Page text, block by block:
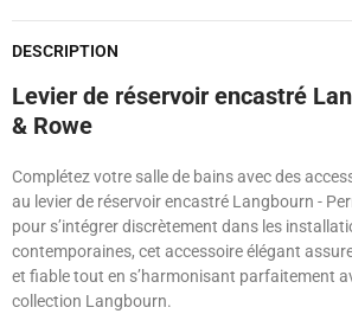
DESCRIPTION
Levier de réservoir encastré
& Rowe
Complétez votre salle de bains avec des
au levier de réservoir encastré Langbourn -
pour s’intégrer discrètement dans les
contemporaines, cet accessoire élégant
et fiable tout en s’harmonisant parfaitement
collection Langbourn.